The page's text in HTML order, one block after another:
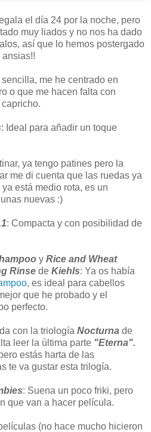
el día 24 por la noche, pero
muy liados y no nos ha dado
así que lo hemos postergado
me he centrado en
o que me hacen falta con
: Ideal para añadir un toque
ya tengo patines pero la
me di cuenta que las ruedas ya
está medio rota, es un
nuevas :)
: Compacta y con posibilidad de
y Rice and Wheat
Rinse de Kiehls: Ya os había
, es ideal para cabellos
que he probado y el
perfecto.
con la triología Nocturna de
leer la última parte "Eterna".
estás harta de las
te va gustar esta trilogía.
: Suena un poco friki, pero
que van a hacer película.
(no hace mucho hicieron